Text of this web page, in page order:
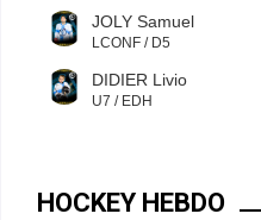
JOLY Samuel
LCONF / D5
DIDIER Livio
U7 / EDH
HOCKEY HEBDO